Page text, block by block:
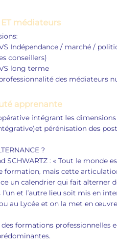
médiateurs
Indépendance / marché /
conseillers)
long terme
des médiateurs
apprenante
intégrant les
pérénisation des
?
SCHWARTZ : « Tout le
formation, mais cette
un calendrier qui fait alterner
l’un et l’autre lieu soit mis en
au Lycée et on la met en
des formations professionnelles